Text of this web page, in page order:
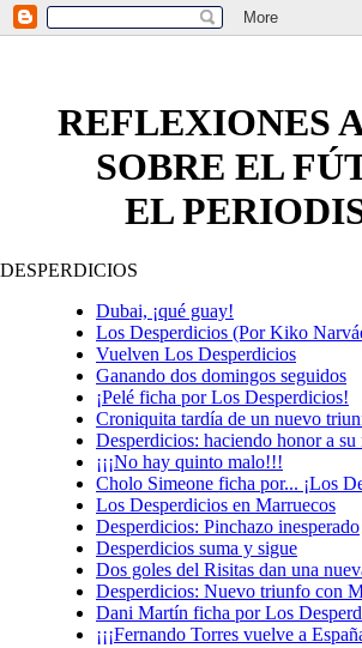
REFLEXIONES
SOBRE EL
EL
DESPERDICIOS
Dubai, ¡qué guay!
Los Desperdicios (Por Kiko
Vuelven Los Desperdicios
Ganando dos domingos seguidos
¡Pelé ficha por Los Desperdicios!
Croniquita tardía de un nuevo
Desperdicios: haciendo honor a su
¡¡¡No hay quinto malo!!!
Cholo Simeone ficha por... ¡Los
Los Desperdicios en Marruecos
Desperdicios: Pinchazo inesperado
Desperdicios suma y sigue
Dos goles del Risitas dan una
Desperdicios: Nuevo triunfo con
Dani Martín ficha por Los
¡¡¡Fernando Torres vuelve a